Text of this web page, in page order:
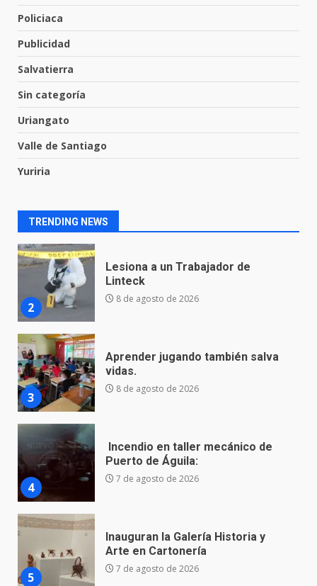
Policiaca
Publicidad
Salvatierra
Sin categoría
Uriangato
Valle de Santiago
Yuriria
TRENDING NEWS
7
6 de agosto de 2026
1
En consultorio médico lesiona a
2
8 de agosto de 2026
3
Aprender jugando también salva
vidas.
8 de agosto de 2026
4
Incendio en taller mecánico de
Puerto de Águila:
7 de agosto de 2026
5
Inauguran la Galería Historia y
Arte en Cartonería
7 de agosto de 2026
6
Valle de Santiago refuerza
seguridad con nuevas unidades
7 de agosto de 2026